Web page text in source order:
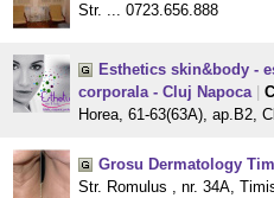
Str. ... 0723.656.888
Esthetics skin&body -
corporala - Cluj Napoca
Horea, 61-63(63A), ap.B2,
Grosu Dermatology
Str. Romulus , nr. 34A,